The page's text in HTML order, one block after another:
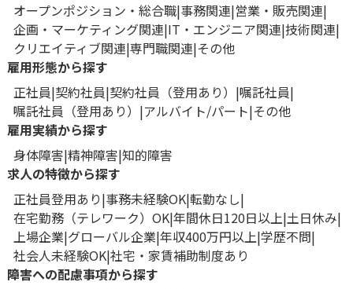
オープンポジション・総合職 事務関連 営業・販売関連
企画・マーケティング関連 IT・エンジニア関連 技術関連
クリエイティブ関連 専門職関連 その他
雇用形態から探す
正社員 契約社員 契約社員（登用あり）
嘱託社員
嘱託社員（登用あり）
アルバイト/パート その他
雇用実績から探す
身体障害 精神障害 知的障害
求人の特徴から探す
正社員登用あり 事務未経験OK 転勤なし
在宅勤務（テレワーク）OK 年間休日120日以上 土日休み
上場企業 グローバル企業 年収400万円以上 学歴不問
社会人未経験OK 社宅・家賃補助制度あり
障害への配慮事項から探す